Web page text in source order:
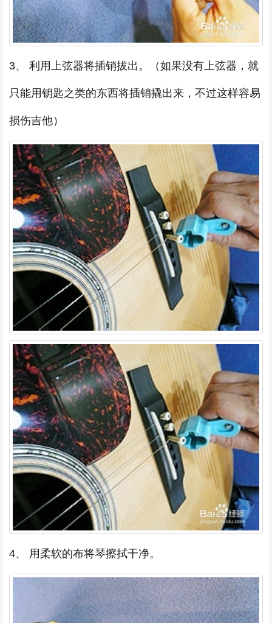
3、 利用上弦器将插销拔出。（如果没有上弦器，就
只能用钥匙之类的东西将插销撬出来，不过这样容易
损伤吉他）
4、 用柔软的布将琴擦拭干净。